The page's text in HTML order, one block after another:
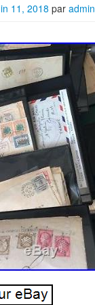
11, 2018 par admin